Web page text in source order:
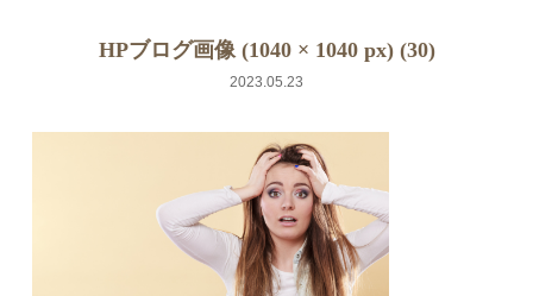
HPブログ画像 (1040 × 1040 px) (30)
2023.05.23